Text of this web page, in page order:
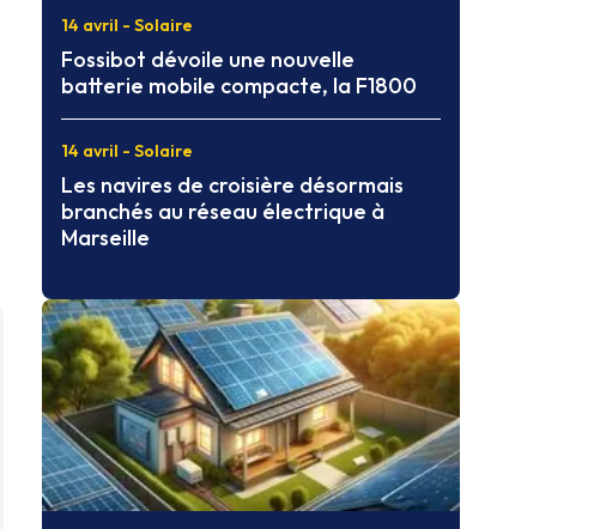
14 avril - Solaire
Fossibot dévoile une nouvelle
batterie mobile compacte, la F1800
14 avril - Solaire
Les navires de croisière désormais
branchés au réseau électrique à
Marseille